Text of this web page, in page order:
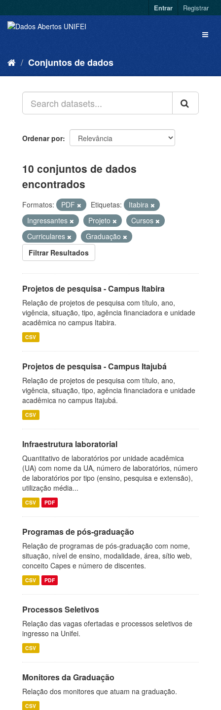
Entrar Registrar
Conjuntos de dados
Ordenar por
10 conjuntos de dados
encontrados
Formatos: PDF Etiquetas:
Itabira
Ingressantes
Projeto
Cursos
Curriculares
Graduação
Filtrar Resultados
Projetos de pesquisa - Campus Itabira
Relação de projetos de pesquisa com título, ano,
vigência, situação, tipo, agência financiadora e unidade
acadêmica no campus Itabira.
CSV
Projetos de pesquisa - Campus Itajubá
Relação de projetos de pesquisa com título, ano,
vigência, situação, tipo, agência financiadora e unidade
acadêmica no campus Itajubá.
CSV
Infraestrutura laboratorial
Quantitativo de laboratórios por unidade acadêmica
(UA) com nome da UA, número de laboratórios, número
de laboratórios por tipo (ensino, pesquisa e extensão),
utilização média...
CSV PDF
Programas de pós-graduação
Relação de programas de pós-graduação com nome,
situação, nível de ensino, modalidade, área, sítio web,
conceito Capes e número de discentes.
CSV PDF
Processos Seletivos
Relação das vagas ofertadas e processos seletivos de
ingresso na Unifei.
CSV
Monitores da Graduação
Relação dos monitores que atuam na graduação.
CSV